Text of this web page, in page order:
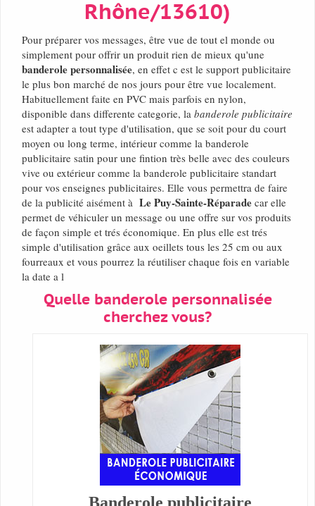
Rhône/13610)
Pour préparer vos messages, être vue de tout el monde ou
simplement pour offrir un produit rien de mieux qu'une
banderole personnalisée, en effet c est le support publicitaire
le plus bon marché de nos jours pour être vue localement.
Habituellement faite en PVC mais parfois en nylon,
disponible dans differente categorie, la banderole publicitaire
est adapter a tout type d'utilisation, que se soit pour du court
moyen ou long terme, intérieur comme la banderole
publicitaire satin pour une fintion très belle avec des couleurs
vive ou extérieur comme la banderole publicitaire standart
pour vos enseignes publicitaires. Elle vous permettra de faire
de la publicité aisément à Le Puy-Sainte-Réparade car elle
permet de véhiculer un message ou une offre sur vos produits
de façon simple et trés économique. En plus elle est trés
simple d'utilisation grâce aux oeillets tous les 25 cm ou aux
fourreaux et vous pourrez la réutiliser chaque fois en variable
la date a l
Quelle banderole personnalisée
cherchez vous?